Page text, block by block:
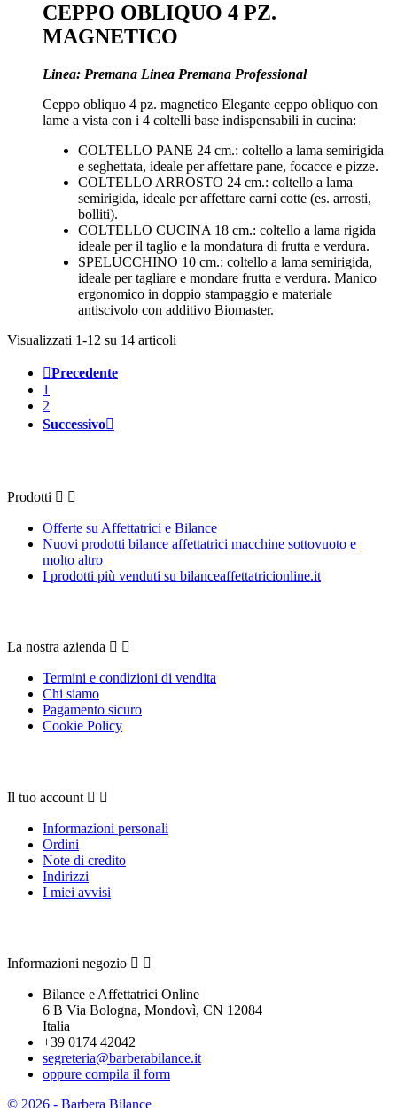
CEPPO OBLIQUO 4 PZ.
MAGNETICO
Linea: Premana Linea Premana Professional
Ceppo obliquo 4 pz. magnetico Elegante ceppo obliquo con
lame a vista con i 4 coltelli base indispensabili in cucina:
COLTELLO PANE 24 cm.: coltello a lama semirigida
e seghettata, ideale per affettare pane, focacce e pizze.
COLTELLO ARROSTO 24 cm.: coltello a lama
semirigida, ideale per affettare carni cotte (es. arrosti,
bolliti).
COLTELLO CUCINA 18 cm.: coltello a lama rigida
ideale per il taglio e la mondatura di frutta e verdura.
SPELUCCHINO 10 cm.: coltello a lama semirigida,
ideale per tagliare e mondare frutta e verdura. Manico
ergonomico in doppio stampaggio e materiale
antiscivolo con additivo Biomaster.
Visualizzati 1-12 su 14 articoli
Precedente
1
2
Successivo
Prodotti  
Offerte su Affettatrici e Bilance
Nuovi prodotti bilance affettatrici macchine sottovuoto e
molto altro
I prodotti più venduti su bilanceaffettatricionline.it
La nostra azienda  
Termini e condizioni di vendita
Chi siamo
Pagamento sicuro
Cookie Policy
Il tuo account  
Informazioni personali
Ordini
Note di credito
Indirizzi
I miei avvisi
Informazioni negozio  
Bilance e Affettatrici Online
6 B Via Bologna, Mondovì, CN 12084
Italia
+39 0174 42042
segreteria@barberabilance.it
oppure compila il form
© 2026 - Barbera Bilance